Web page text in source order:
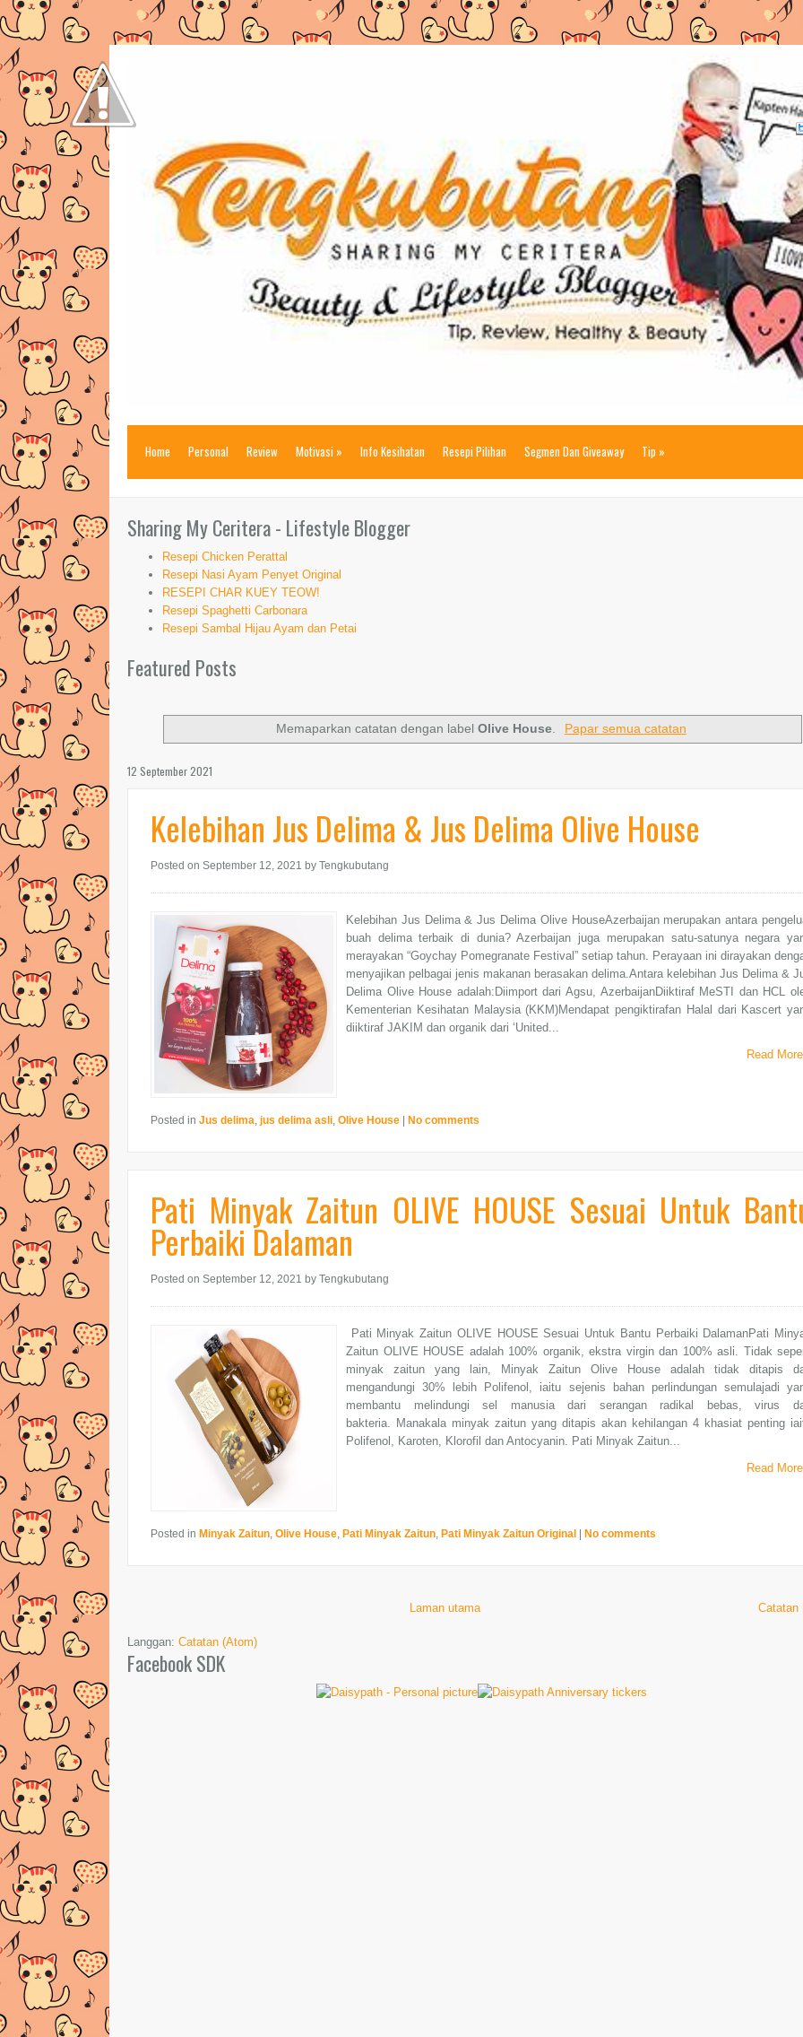
Home Personal Review Motivasi » Info Kesihatan Resepi Pilihan Segmen Dan Giveaway Tip »
Sharing My Ceritera - Lifestyle Blogger
Resepi Chicken Perattal
Resepi Nasi Ayam Penyet Original
RESEPI CHAR KUEY TEOW!
Resepi Spaghetti Carbonara
Resepi Sambal Hijau Ayam dan Petai
Featured Posts
Memaparkan catatan dengan labelOlive House Papar semua catatan
12 September 2021
Kelebihan Jus Delima & Jus Delima Olive House
Posted on September 12, 2021 by Tengkubutang
Kelebihan Jus Delima & Jus Delima Olive HouseAzerbaijan merupakan antara
buah delima terbaik di dunia? Azerbaijan juga merupakan satu-satunya negara
merayakan “Goychay Pomegranate Festival” setiap tahun. Perayaan ini dirayakan
menyajikan pelbagai jenis makanan berasakan delima.Antara kelebihan Jus Delima &
Delima Olive House adalah:Diimport dari Agsu, AzerbaijanDiiktiraf MeSTI dan HCL
Kementerian Kesihatan Malaysia (KKM)Mendapat pengiktirafan Halal dari Kascert
diiktiraf JAKIM dan organik dari ‘United...
Read More
Posted in Jus delima jus delima asli Olive House | No comments
Pati Minyak Zaitun OLIVE HOUSE Sesuai Untuk
Perbaiki Dalaman
Posted on September 12, 2021 by Tengkubutang
Pati Minyak Zaitun OLIVE HOUSE Sesuai Untuk Bantu Perbaiki DalamanPati
Zaitun OLIVE HOUSE adalah 100% organik, ekstra virgin dan 100% asli. Tidak
minyak zaitun yang lain, Minyak Zaitun Olive House adalah tidak ditapis
mengandungi 30% lebih Polifenol, iaitu sejenis bahan perlindungan semulajadi
membantu melindungi sel manusia dari serangan radikal bebas, virus
bakteria. Manakala minyak zaitun yang ditapis akan kehilangan 4 khasiat penting
Polifenol, Karoten, Klorofil dan Antocyanin. Pati Minyak Zaitun...
Read More
Posted in Minyak Zaitun Olive House Pati Minyak Zaitun Pati Minyak Zaitun Original | No comments
Catatan
Laman utama
Langgan: Catatan (Atom)
Facebook SDK